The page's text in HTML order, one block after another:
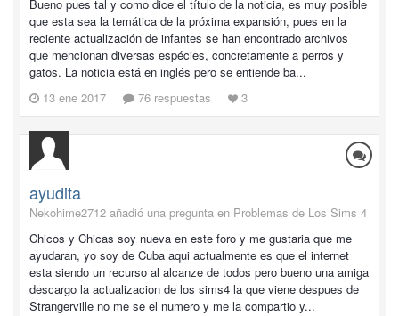
Bueno pues tal y como dice el título de la noticia, es muy posible
que esta sea la temática de la próxima expansión, pues en la
reciente actualización de infantes se han encontrado archivos
que mencionan diversas espécies, concretamente a perros y
gatos. La noticia está en inglés pero se entiende ba...
13 ene 2017
76 respuestas 3
ayudita
Nekohime2712 añadió una pregunta en Problemas de Los Sims 4
Chicos y Chicas soy nueva en este foro y me gustaria que me
ayudaran, yo soy de Cuba aqui actualmente es que el internet
esta siendo un recurso al alcanze de todos pero bueno una amiga
descargo la actualizacion de los sims4 la que viene despues de
Strangerville no me se el numero y me la compartio y...